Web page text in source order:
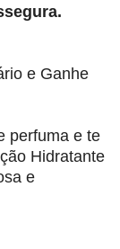
e Ganhe
perfuma e te
Hidratante
e